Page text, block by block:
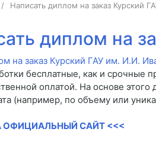
Написать диплом на заказ Курский
диплом на
бесплатные, как и срочные
оплатой. На основе
(например, по объему или
ОФИЦИАЛЬНЫЙ САЙТ <<<